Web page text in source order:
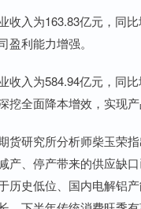
收入为163.83亿元，同
利能力增强。
收入为584.94亿元，同
全面降本增效，实现产
货研究所分析师柴玉荣
产、停产带来的供应缺
历史低位、国内电解铝